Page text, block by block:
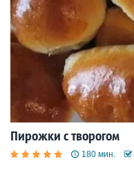
Пирожки с творогом
180 мин.